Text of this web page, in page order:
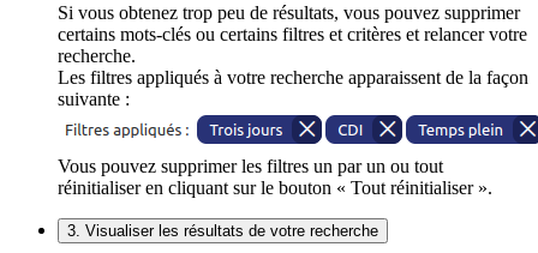
Si vous obtenez trop peu de résultats, vous pouvez supprimer
certains mots-clés ou certains filtres et critères et relancer votre
recherche.
Les filtres appliqués à votre recherche apparaissent de la façon
suivante :
Vous pouvez supprimer les filtres un par un ou tout
réinitialiser en cliquant sur le bouton « Tout réinitialiser ».
3. Visualiser les résultats de votre recherche